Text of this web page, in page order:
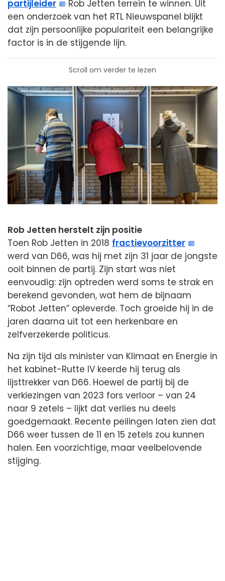
partijleider
Rob Jetten terrein te winnen. Uit
een onderzoek van het RTL Nieuwspanel blijkt
dat zijn persoonlijke populariteit een belangrijke
factor is in de stijgende lijn.
Scroll om verder te lezen
Rob Jetten herstelt zijn positie
Toen Rob Jetten in 2018 fractievoorzitter
werd van D66, was hij met zijn 31 jaar de jongste
ooit binnen de partij. Zijn start was niet
eenvoudig: zijn optreden werd soms te strak en
berekend gevonden, wat hem de bijnaam
“Robot Jetten” opleverde. Toch groeide hij in de
jaren daarna uit tot een herkenbare en
zelfverzekerde politicus.
Na zijn tijd als minister van Klimaat en Energie in
het kabinet-Rutte IV keerde hij terug als
lijsttrekker van D66. Hoewel de partij bij de
verkiezingen van 2023 fors verloor – van 24
naar 9 zetels – lijkt dat verlies nu deels
goedgemaakt. Recente peilingen laten zien dat
D66 weer tussen de 11 en 15 zetels zou kunnen
halen. Een voorzichtige, maar veelbelovende
stijging.